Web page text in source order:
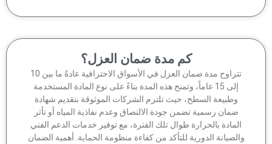
كم مدة ضمان العزل؟
تتراوح مدة ضمان العزل في الأسواق الاحترافية عادةً ما بين 10
إلى 15 عاماً، وتمنح هذه المدة بناءً على نوع المادة المستخدمة
وطبيعة السطح، حيث تلتزم الشركات الموثوقة بتقديم شهادة
ضمان رسمية تضمن جودة الالتصاق وعدم نفاذية المياه أو تأثر
المادة بالحرارة طوال تلك الفترة، مع توفير خدمات الدعم الفني
الدورية للتأكد من كفاءة منظومة الحماية. أهمية الضمان